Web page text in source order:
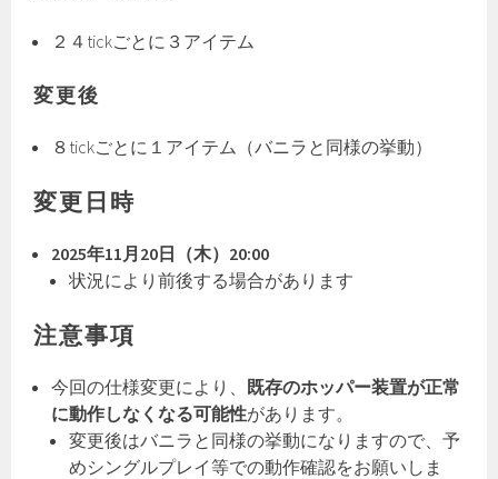
２４tickごとに３アイテム
変更後
８tickごとに１アイテム（バニラと同様の挙動）
変更日時
2025年11月20日（木）20:00
状況により前後する場合があります
注意事項
今回の仕様変更により、 既存のホッパー装置が正常
に動作しなくなる可能性があります。
変更後はバニラと同様の挙動になりますので、予
めシングルプレイ等での動作確認をお願いしま